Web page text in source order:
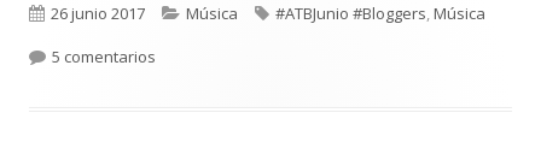
Publicado
el
26 junio 2017 Categorías
Música Etiquetas
#ATBJunio #Bloggers,Música
5 comentarios